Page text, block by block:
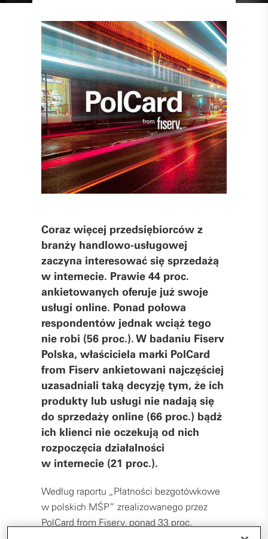
Coraz więcej przedsiębiorców z
branży handlowo-usługowej
zaczyna interesować się sprzedażą
w internecie. Prawie 44 proc.
ankietowanych oferuje już swoje
usługi online. Ponad połowa
respondentów jednak wciąż tego
nie robi (56 proc.). W badaniu Fiserv
Polska, właściciela marki PolCard
from Fiserv ankietowani najczęściej
uzasadniali taką decyzję tym, że ich
produkty lub usługi nie nadają się
do sprzedaży online (66 proc.) bądź
ich klienci nie oczekują od nich
rozpoczęcia działalności
w internecie (21 proc.).
Według raportu „Płatności bezgotówkowe
w polskich MŚP” zrealizowanego przez
PolCard from Fiserv, ponad 33 proc.